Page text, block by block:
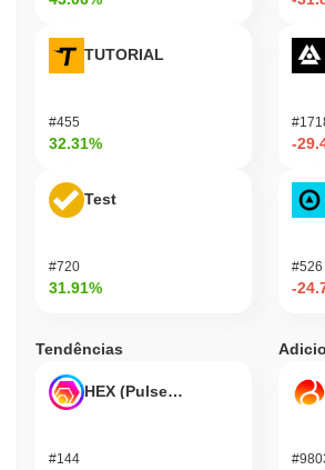
TUTORIAL
#455
32.31%
Test
#720
31.91%
-
#526
-
Tendências
HEX (Pulsechain)
#144